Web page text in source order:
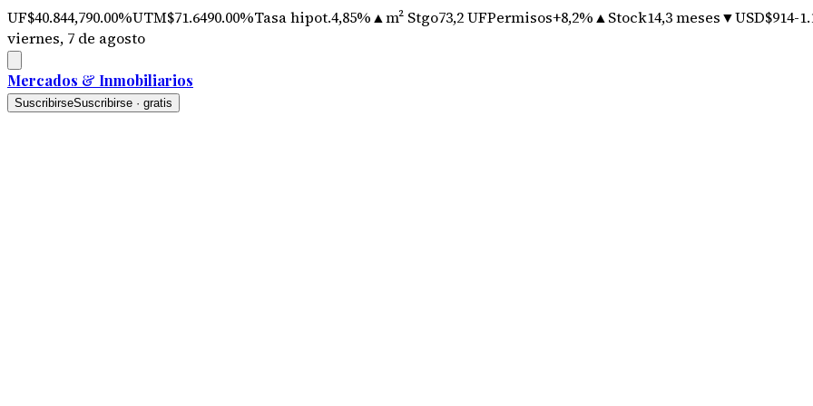
UF$40.844,790.00%UTM$71.6490.00%Tasa hipot.4,85%▲m² Stgo73,2 UFPermisos+8,2%▲Stock14,3 meses▼USD$914-
viernes, 7 de agosto
Mercados & Inmobiliarios
SuscribirseSuscribirse · gratis